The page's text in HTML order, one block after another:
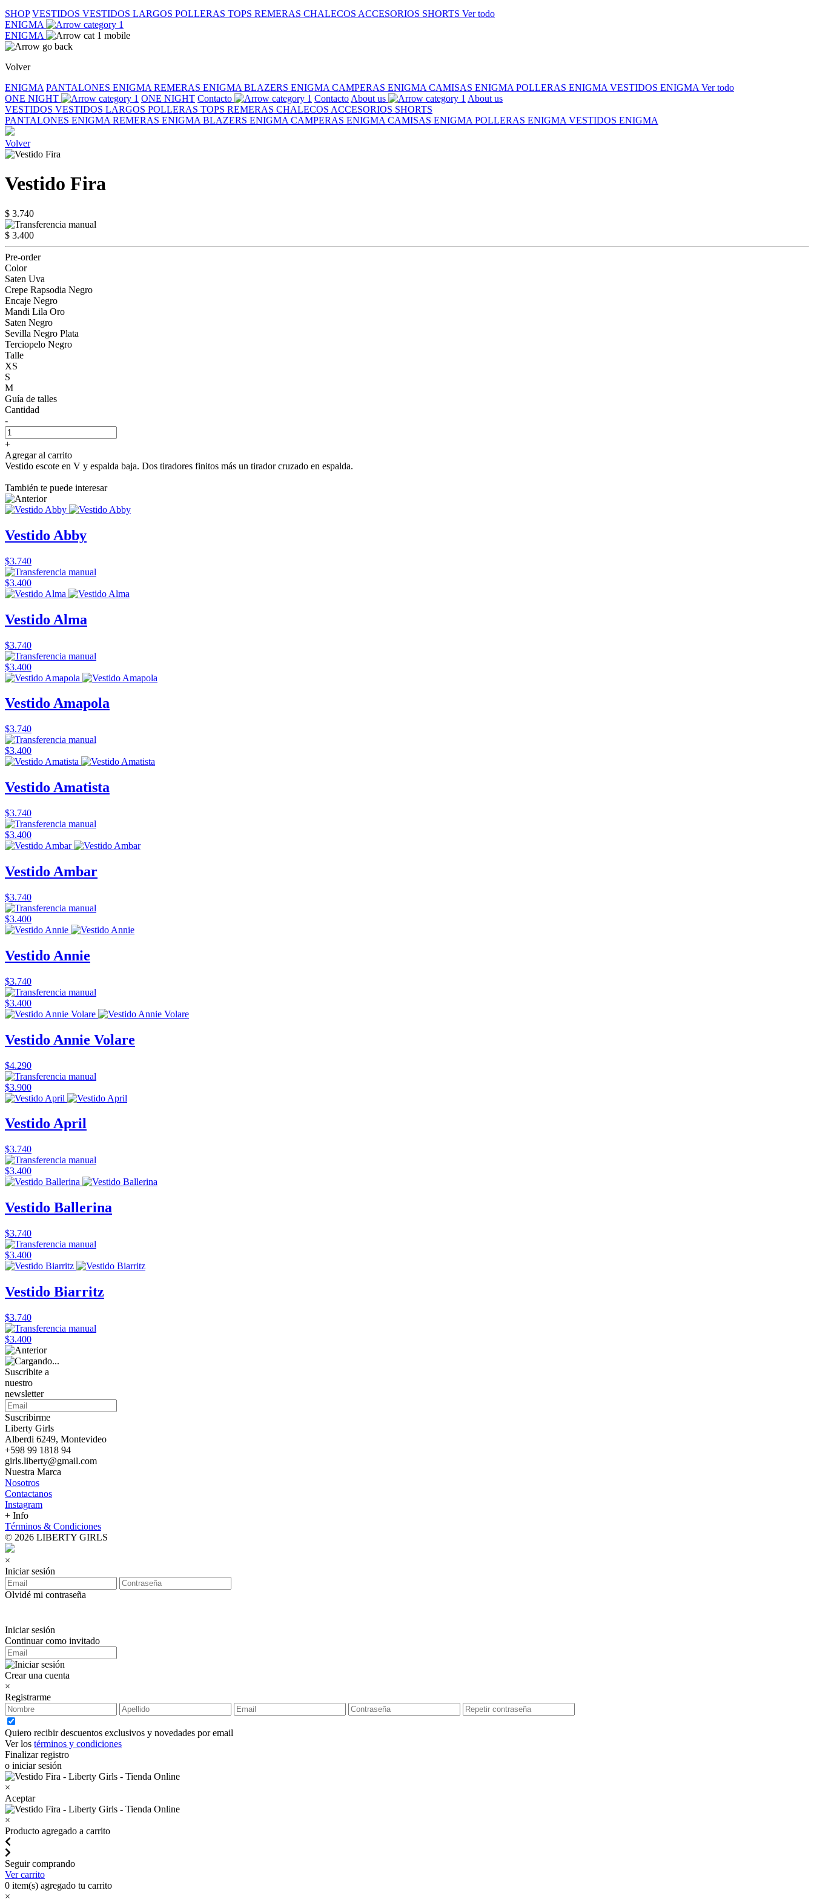
SHOP VESTIDOS VESTIDOS LARGOS POLLERAS TOPS REMERAS CHALECOS ACCESORIOS SHORTS Ver todo
ENIGMA
ENIGMA
Volver
ENIGMA PANTALONES ENIGMA REMERAS ENIGMA BLAZERS ENIGMA CAMPERAS ENIGMA CAMISAS ENIGMA POLLERAS ENIGMA VESTIDOS ENIGMA Ver todo
ONE NIGHT
ONE NIGHT Contacto Contacto About us
About us
VESTIDOS VESTIDOS LARGOS POLLERAS TOPS REMERAS CHALECOS ACCESORIOS SHORTS
PANTALONES ENIGMA REMERAS ENIGMA BLAZERS ENIGMA CAMPERAS ENIGMA CAMISAS ENIGMA POLLERAS ENIGMA VESTIDOS ENIGMA
Volver
Vestido Fira
$ 3.740
$ 3.400
Pre-order
Color
Saten Uva
Crepe Rapsodia Negro
Encaje Negro
Mandi Lila Oro
Saten Negro
Sevilla Negro Plata
Terciopelo Negro
Talle
XS
S
M
Guía de talles
Cantidad
-
+
Agregar al carrito
Vestido escote en V y espalda baja. Dos tiradores finitos más un tirador cruzado en espalda.
También te puede interesar
Vestido Abby
$3.740
$3.400
Vestido Alma
$3.740
$3.400
Vestido Amapola
$3.740
$3.400
Vestido Amatista
$3.740
$3.400
Vestido Ambar
$3.740
$3.400
Vestido Annie
$3.740
$3.400
Vestido Annie Volare
$4.290
$3.900
Vestido April
$3.740
$3.400
Vestido Ballerina
$3.740
$3.400
Vestido Biarritz
$3.740
$3.400
Suscribite a
nuestro
newsletter
Suscribirme
Liberty Girls
Alberdi 6249, Montevideo
+598 99 1818 94
girls.liberty@gmail.com
Nuestra Marca
Nosotros
Contactanos
Instagram
+ Info
Términos & Condiciones
© 2026 LIBERTY GIRLS
×
Iniciar sesión
Olvidé mi contraseña
Iniciar sesión
Continuar como invitado
Crear una cuenta
×
Registrarme
Quiero recibir descuentos exclusivos y novedades por email
Ver los términos y condiciones
Finalizar registro
o iniciar sesión
×
Aceptar
×
Producto agregado a carrito
Seguir comprando
Ver carrito
0 item(s) agregado tu carrito
×